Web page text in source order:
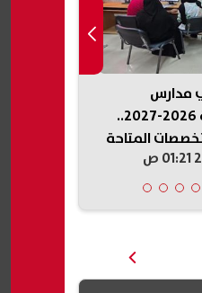
مدارس
التكنولوجيا التطبيقية 2026-2027..
المتاحة